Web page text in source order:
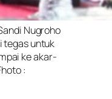
Nugroho
tegas untuk
ke akar-
: